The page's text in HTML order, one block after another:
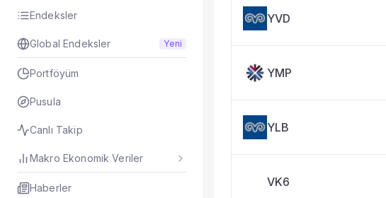
Endeksler
Global Endeksler Yeni
Portföyüm
Pusula
Canlı Takip
Makro Ekonomik Veriler
Haberler
Taşınan Fonlar
Fiyat Endeks Değişimi
YVD
YMP
YLB
VK6